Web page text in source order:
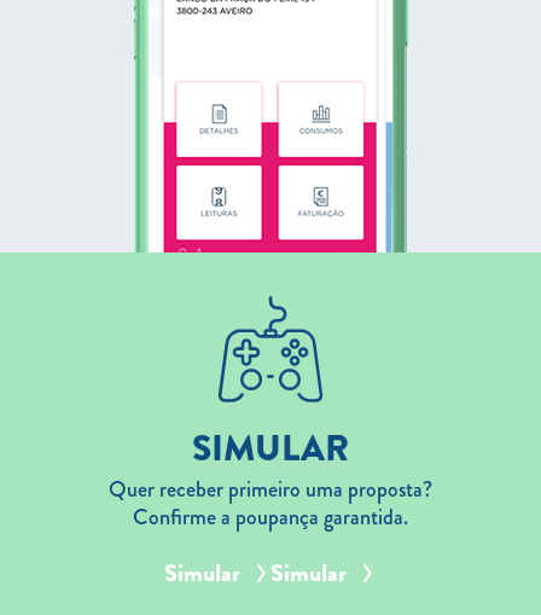
SIMULAR
Quer receber primeiro uma proposta?
Confirme a poupança garantida.
Simular Simular